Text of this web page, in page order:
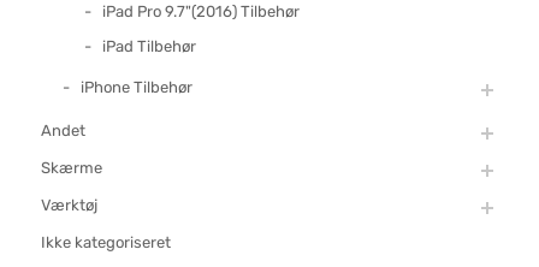
iPad Pro 9.7"(2016) Tilbehør
iPad Tilbehør
iPhone Tilbehør
Andet
Skærme
Værktøj
Ikke kategoriseret